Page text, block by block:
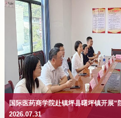
国际医药商学院赴镇坪县曙坪镇开展“
2026.07.31